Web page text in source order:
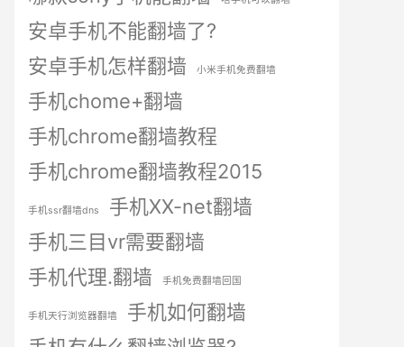
安卓手机不能翻墙了?
安卓手机怎样翻墙
小米手机免费翻墙
手机chome+翻墙
手机chrome翻墙教程
手机chrome翻墙教程2015
手机ssr翻墙dns
手机XX-net翻墙
手机三目vr需要翻墙
手机代理.翻墙
手机免费翻墙回国
手机天行浏览器翻墙
手机如何翻墙